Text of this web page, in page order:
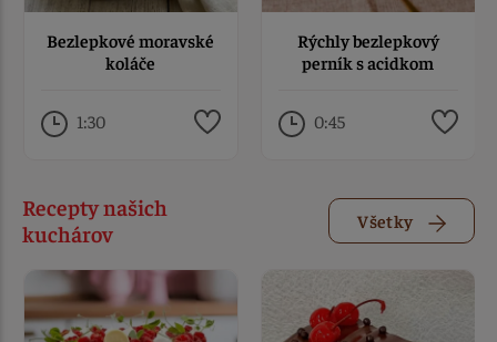
Bezlepkové moravské
koláče
1:30
Rýchly bezlepkový
perník s acidkom
0:45
Recepty našich
kuchárov
Všetky